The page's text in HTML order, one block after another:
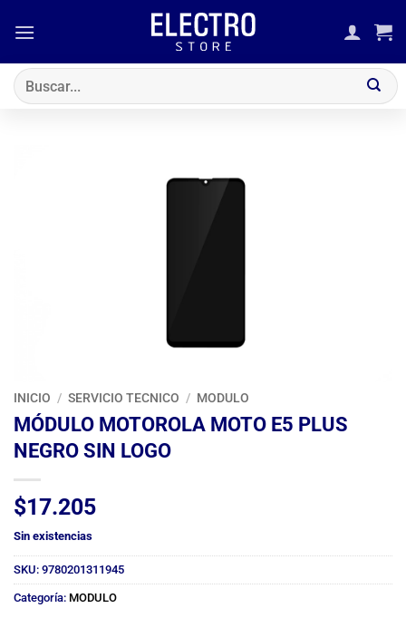
Buscar
por:
INICIO / SERVICIO TECNICO / MODULO
MÓDULO MOTOROLA MOTO E5 PLUS
NEGRO SIN LOGO
$17.205
Sin existencias
SKU: 9780201311945
Categoría: MODULO